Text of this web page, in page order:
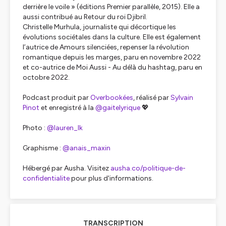
derrière le voile » (éditions Premier parallèle, 2015). Elle a
aussi contribué au Retour du roi Djibril.
Christelle Murhula, journaliste qui décortique les
évolutions sociétales dans la culture. Elle est également
l’autrice de Amours silenciées, repenser la révolution
romantique depuis les marges, paru en novembre 2022
et co-autrice de Moi Aussi - Au délà du hashtag, paru en
octobre 2022.
Podcast produit parOverbookées, réalisé parSylvain
Pinot et enregistré à la @gaitelyrique💖
Photo : @lauren_lk
Graphisme : @anais_maxin
Hébergé par Ausha. Visitez ausha.co/politique-de-
confidentialitepour plus d'informations.
TRANSCRIPTION